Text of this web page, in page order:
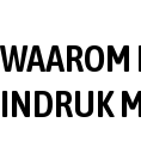
WAAROM
INDRUK